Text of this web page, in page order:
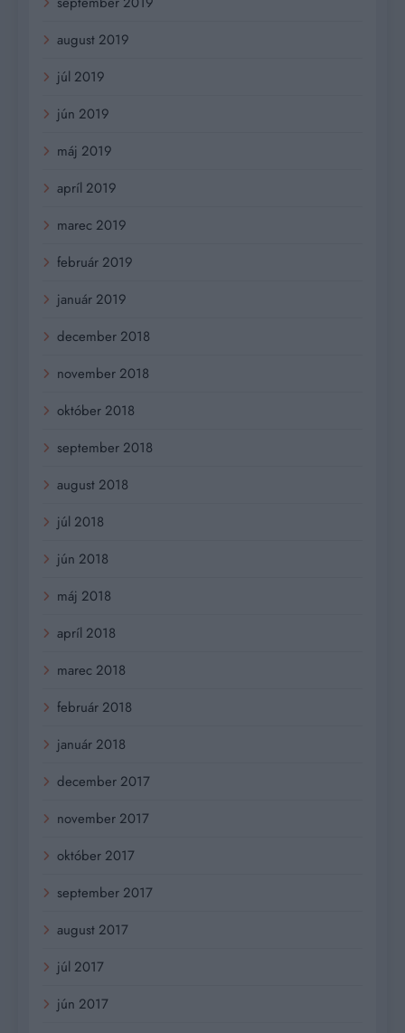
august 2019
júl 2019
jún 2019
máj 2019
apríl 2019
marec 2019
február 2019
január 2019
december 2018
november 2018
október 2018
september 2018
august 2018
júl 2018
jún 2018
máj 2018
apríl 2018
marec 2018
február 2018
január 2018
december 2017
november 2017
október 2017
september 2017
august 2017
júl 2017
jún 2017